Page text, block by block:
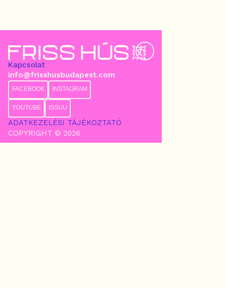
Kapcsolat
info@frisshusbudapest.com
FACEBOOK INSTAGRAM
YOUTUBE ISSUU
ADATKEZELÉSI TÁJÉKOZTATÓ
COPYRIGHT © 2026